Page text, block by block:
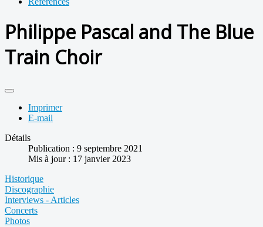
Philippe Pascal and The Blue
Train Choir
Imprimer
E-mail
Détails
Publication : 9 septembre 2021
Mis à jour : 17 janvier 2023
Historique
Discographie
Interviews - Articles
Concerts
Photos